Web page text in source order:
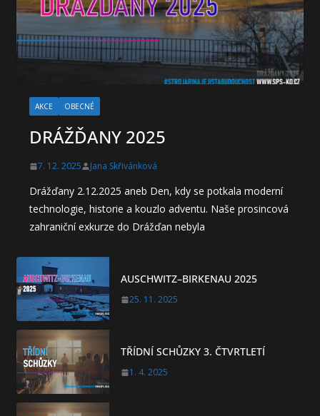
AKCE OBECNÉ
DRÁŽĎANY 2025
7. 12. 2025 Jana Skřivánková
Drážďany 2.12.2025 aneb Den, kdy se potkala moderní
technologie, historie a kouzlo adventu. Naše prosincová
zahraniční exkurze do Drážďan nebyla
AUSCHWITZ–BIRKENAU 2025
25. 11. 2025
TŘÍDNÍ SCHŮZKY 3. ČTVRTLETÍ
1. 4. 2025